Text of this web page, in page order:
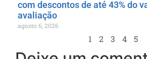
com descontos de até 43% do
avaliação
agosto 6, 2026
1 2 3 4 5